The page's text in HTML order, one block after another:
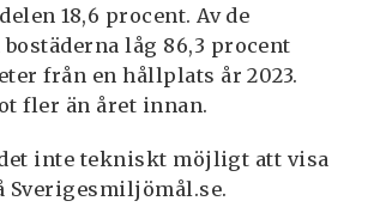
18,6 procent. Av de
låg 86,3 procent
från en hållplats år 2023.
fler än året innan.
inte tekniskt möjligt att visa
Sverigesmiljömål.se.